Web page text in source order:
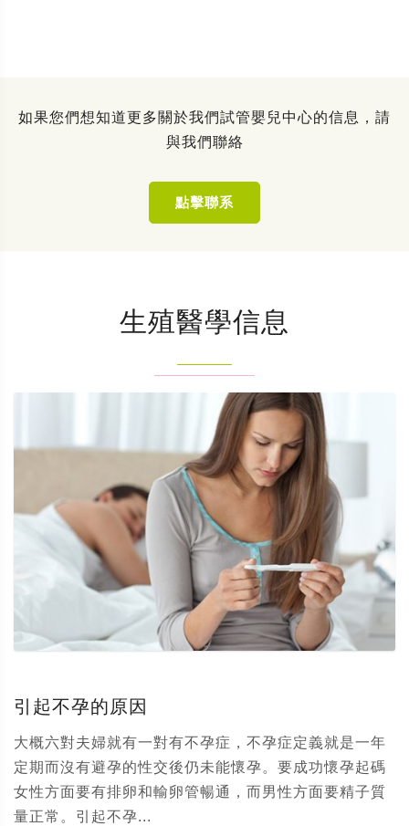
如果您們想知道更多關於我們試管嬰兒中心的信息，請
與我們聯絡
點擊聯系
生殖醫學信息
引起不孕的原因
大概六對夫婦就有一對有不孕症，不孕症定義就是一年
定期而沒有避孕的性交後仍未能懷孕。要成功懷孕起碼
女性方面要有排卵和輸卵管暢通，而男性方面要精子質
量正常。引起不孕...